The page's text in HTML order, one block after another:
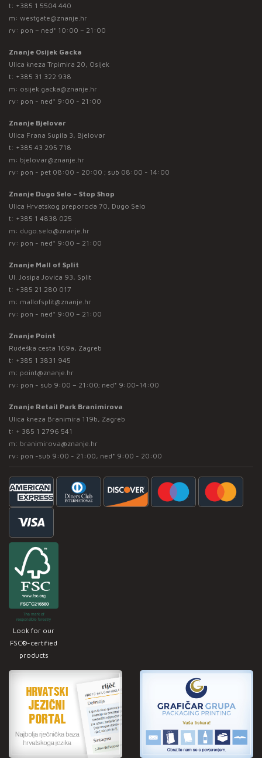
t: +385 1 5504 440
m: westgate@znanje.hr
rv: pon – ned* 10:00 – 21:00
Znanje Osijek Gacka
Ulica kneza Trpimira 20, Osijek
t: +385 31 322 938
m: osijek.gacka@znanje.hr
rv: pon - ned* 9:00 - 21:00
Znanje Bjelovar
Ulica Frana Supila 3, Bjelovar
t: +385 43 295 718
m: bjelovar@znanje.hr
rv: pon - pet 08:00 - 20:00 ; sub 08:00 - 14:00
Znanje Dugo Selo – Stop Shop
Ulica Hrvatskog preporoda 70, Dugo Selo
t: +385 1 4838 025
m: dugo.selo@znanje.hr
rv: pon - ned* 9:00 – 21:00
Znanje Mall of Split
Ul. Josipa Jovića 93, Split
t: +385 21 280 017
m: mallofsplit@znanje.hr
rv: pon - ned* 9:00 – 21:00
Znanje Point
Rudeška cesta 169a, Zagreb
t: +385 1 3831 945
m: point@znanje.hr
rv: pon - sub 9:00 – 21:00; ned* 9:00-14:00
Znanje Retail Park Branimirova
Ulica kneza Branimira 119b, Zagreb
t: + 385 1 2796 541
m: branimirova@znanje.hr
rv: pon -sub 9:00 - 21:00, ned* 9:00 - 20:00
Look for our
FSC®-certified
products